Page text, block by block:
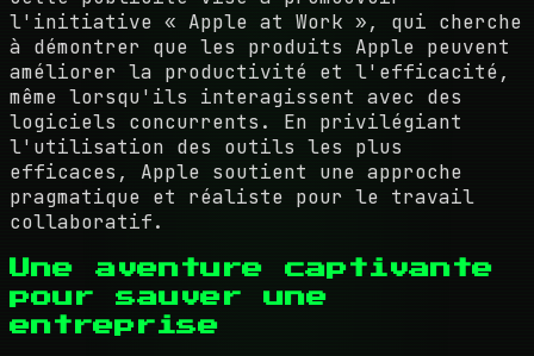
l'initiative « Apple at Work », qui cherche
à démontrer que les produits Apple peuvent
améliorer la productivité et l'efficacité,
même lorsqu'ils interagissent avec des
logiciels concurrents. En privilégiant
l'utilisation des outils les plus
efficaces, Apple soutient une approche
pragmatique et réaliste pour le travail
collaboratif.
Une aventure captivante
pour sauver une
entreprise